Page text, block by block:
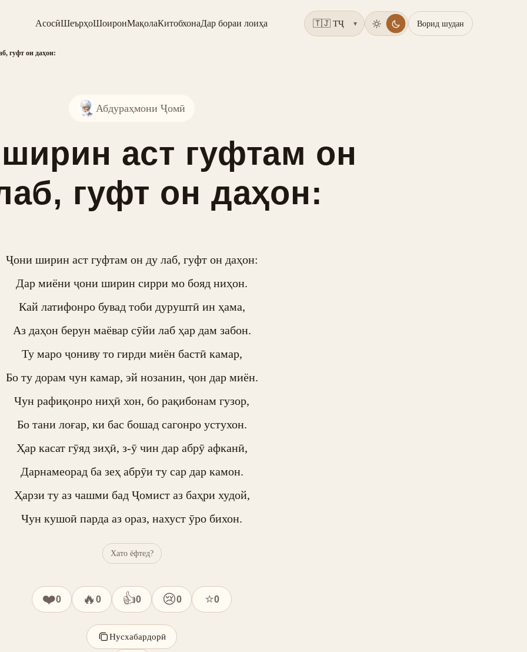
АсосӣШеърҳоШоиронМақолаКитобхонаДар бораи лоиҳа ▾ Ворид шудан
гуфт он даҳон:
Абдураҳмони Ҷомӣ
аст гуфтам он
гуфт он даҳон:
Ҷони ширин аст гуфтам он ду лаб, гуфт он даҳон:
Дар миёни ҷони ширин сирри мо бояд ниҳон.
Кай латифонро бувад тоби дуруштӣ ин ҳама,
Аз даҳон берун маёвар сӯйи лаб ҳар дам забон.
Ту маро ҷониву то гирди миён бастӣ камар,
Бо ту дорам чун камар, эй нозанин, ҷон дар миён.
Чун рафиқонро ниҳӣ хон, бо рақибонам гузор,
Бо тани лоғар, ки бас бошад сагонро устухон.
Ҳар касат гӯяд зиҳӣ, з-ӯ чин дар абрӯ афканӣ,
Дарнамеорад ба зеҳ абрӯи ту сар дар камон.
Ҳарзи ту аз чашми бад Ҷомист аз баҳри худой,
Чун кушоӣ парда аз ораз, нахуст ӯро бихон.
Хато ёфтед?
❤️0 🔥 0 👍0 😢0 ⭐0
Нусхабардорӣ